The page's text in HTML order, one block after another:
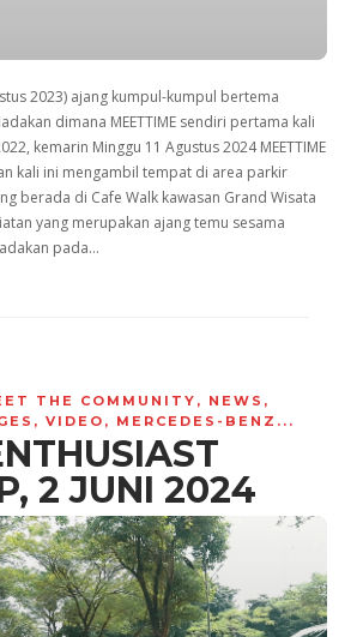
2023) ajang kumpul-kumpul bertema
dimana MEETTIME sendiri pertama kali
kemarin Minggu 11 Agustus 2024 MEETTIME
kali ini mengambil tempat di area parkir
berada di Cafe Walk kawasan Grand Wisata
yang merupakan ajang temu sesama
pada…
THE COMMUNITY , NEWS ,
, VIDEO , MERCEDES-BENZ ...
2 JUNI 2024